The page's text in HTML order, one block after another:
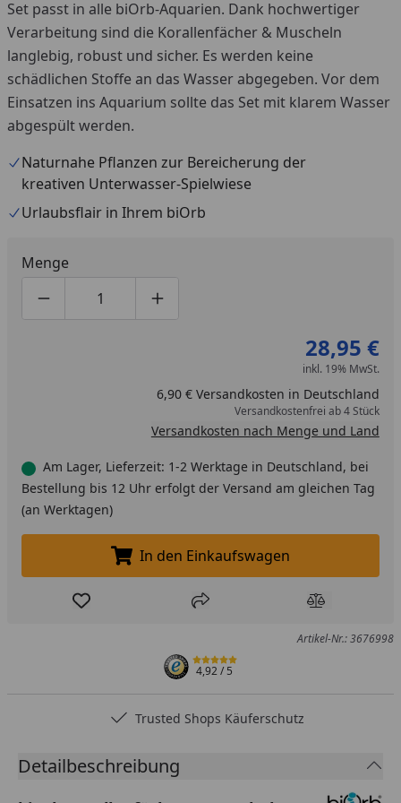
Set passt in alle biOrb-Aquarien. Dank hochwertiger
Verarbeitung sind die Korallenfächer & Muscheln
langlebig, robust und sicher. Es werden keine
schädlichen Stoffe an das Wasser abgegeben. Vor dem
Einsatzen ins Aquarium sollte das Set mit klarem Wasser
abgespült werden.
Naturnahe Pflanzen zur Bereicherung der
kreativen Unterwasser-Spielwiese
Urlaubsflair in Ihrem biOrb
Menge
Produktmenge um eins verringern
Produktmenge manuell eingeben
Produktmenge um eins erhöhen
28,95 €
inkl. 19% MwSt.
6,90 € Versandkosten in Deutschland
Versandkostenfrei ab 4 Stück
Versandkosten nach Menge und Land
Am Lager, Lieferzeit: 1-2 Werktage in Deutschland, bei
Bestellung bis 12 Uhr erfolgt der Versand am gleichen Tag
(an Werktagen)
In den Einkaufswagen legen
In den Einkaufswagen
Produkt zur Wunschliste hinzufügen
Teilen Produkt
Artikel-Nr.: 3676998
4,92/ 5
Trusted Shops Käuferschutz
Detailbeschreibung